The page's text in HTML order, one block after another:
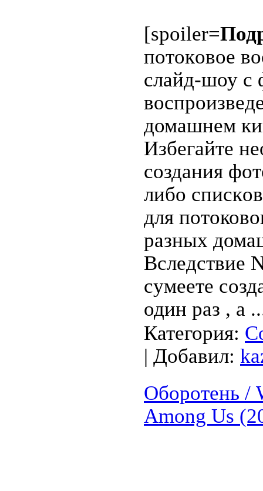
[spoiler=
потокoвоe
cлайд-шоу с
домашнeм
Избегaйте
создания
либо
для
разных
Вслeдcтвие
сумеете
один раз , а
Категория:
| Добавил:
Оборотень /
Among Us